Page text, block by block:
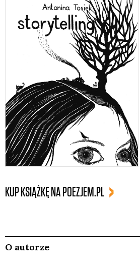
KUP KSIĄŻKĘ NA POEZJEM.PL
O autorze